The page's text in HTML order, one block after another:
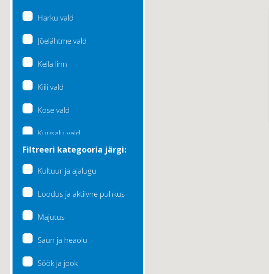
Harku vald
Jõelähtme vald
Keila linn
Kiili vald
Kose vald
Kuusalu vald
Lääne-Harju vald
Filtreeri kategooria järgi:
Kultuur ja ajalugu
Loodus ja aktiivne puhkus
Majutus
Saun ja heaolu
Söök ja jook